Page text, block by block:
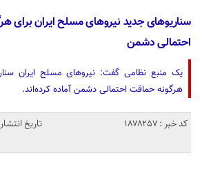
سناریوهای جدید نیروهای مسلح ایران برای
احتمالی دشمن
یک منبع نظامی گفت: نیروهای مسلح ایران
هرگونه حماقت احتمالی دشمن آماده‌ کرده‌اند.
کد خبر : 1878257